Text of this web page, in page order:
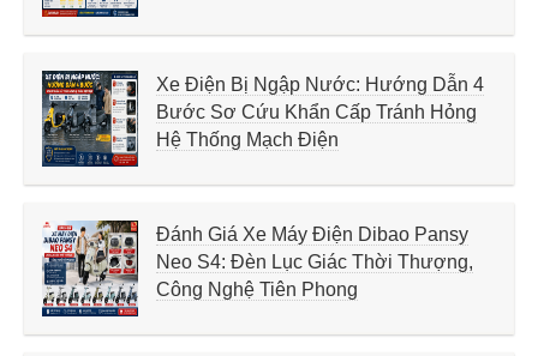
Xe Điện Bị Ngập Nước: Hướng Dẫn 4
Bước Sơ Cứu Khẩn Cấp Tránh Hỏng
Hệ Thống Mạch Điện
Đánh Giá Xe Máy Điện Dibao Pansy
Neo S4: Đèn Lục Giác Thời Thượng,
Công Nghệ Tiên Phong